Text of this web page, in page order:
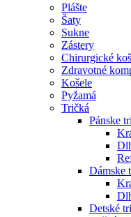
Plášte
Šaty
Sukne
Zástery
Chirurgické
Zdravotné
Košele
Pyžamá
Tričká
Pánske
Dámske
Detské